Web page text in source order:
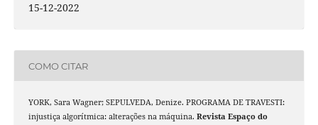
15-12-2022
COMO CITAR
YORK, Sara Wagner; SEPULVEDA, Denize. PROGRAMA DE TRAVESTI:
injustiça algorítmica: alterações na máquina. Revista Espaço do